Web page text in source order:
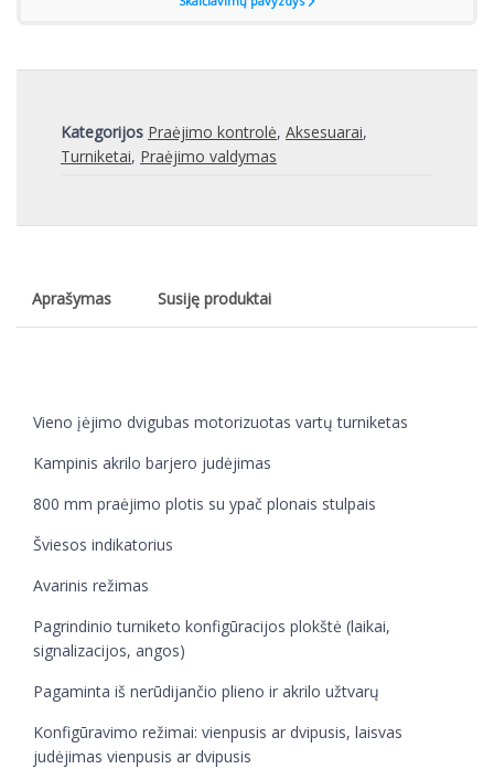
Kategorijos Praėjimo kontrolė, Aksesuarai,
Turniketai, Praėjimo valdymas
Aprašymas Susiję produktai
Vieno įėjimo dvigubas motorizuotas vartų turniketas
Kampinis akrilo barjero judėjimas
800 mm praėjimo plotis su ypač plonais stulpais
Šviesos indikatorius
Avarinis režimas
Pagrindinio turniketo konfigūracijos plokštė (laikai,
signalizacijos, angos)
Pagaminta iš nerūdijančio plieno ir akrilo užtvarų
Konfigūravimo režimai: vienpusis ar dvipusis, laisvas
judėjimas vienpusis ar dvipusis